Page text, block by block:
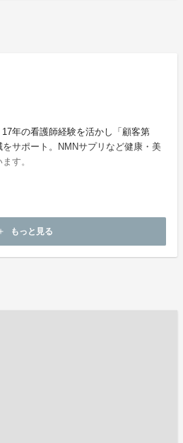
年の看護師経験を活かし「顧客第
サポート。NMNサプリなど健康・美
す。
もっと見る